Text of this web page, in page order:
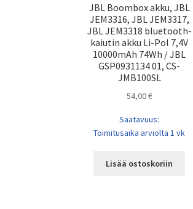
JBL Boombox akku, JBL
JEM3316, JBL JEM3317,
JBL JEM3318 bluetooth-
kaiutin akku Li-Pol 7,4V
10000mAh 74Wh / JBL
GSP0931134 01, CS-
JMB100SL
54,00€
Saatavuus:
Toimitusaika arviolta 1 vk
Lisää ostoskoriin